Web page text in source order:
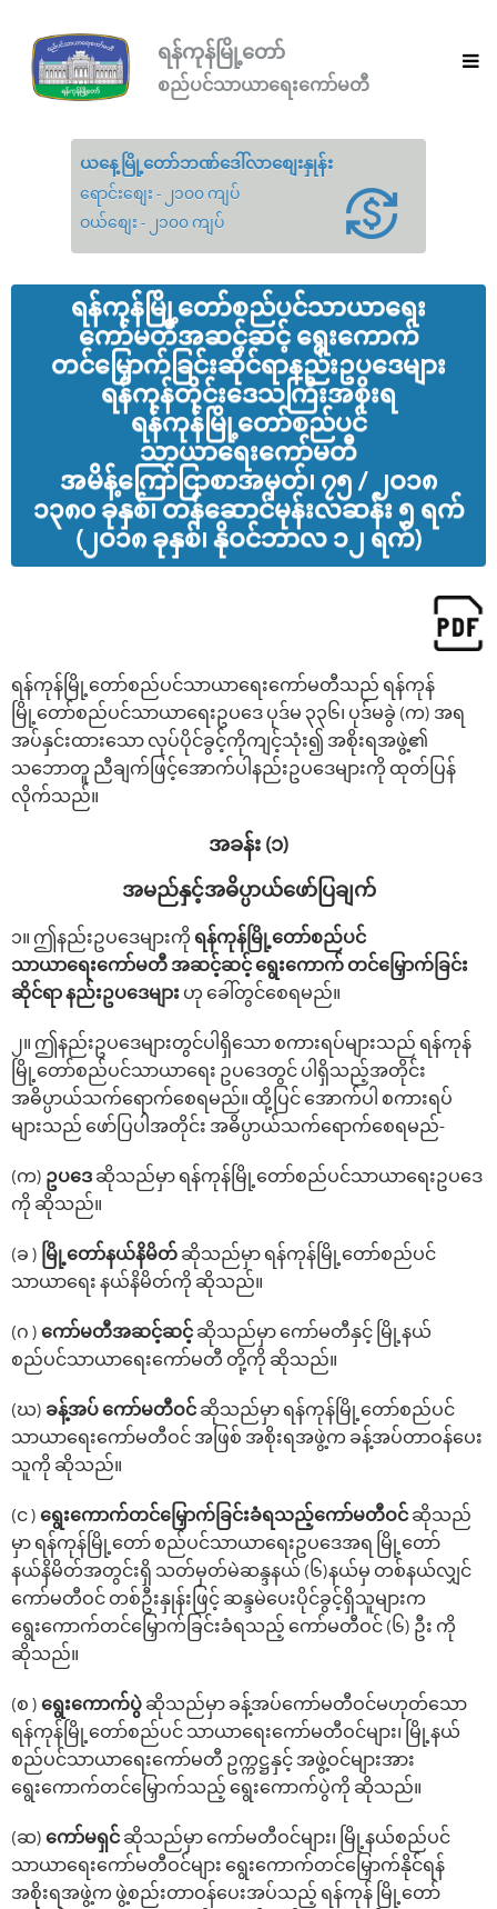
ရန်ကုန်မြို့တော်
စည်ပင်သာယာရေးကော်မတီ
ယနေ့မြို့တော်ဘဏ်ဒေါ်လာစျေးနှုန်း
ရောင်းစျေး - ၂၁၀၀ ကျပ်
ဝယ်စျေး - ၂၁၀၀ ကျပ်
ရန်ကုန်မြို့‌တော်စည်ပင်သာယာ‌ရေး
ကော်မတီအဆင့်ဆင့် ရွေး‌ကောက်
တင်မြှောက်ခြင်းဆိုင်ရာနည်းဥပ‌ဒေများ
ရန်ကုန်တိုင်း‌ဒေသကြီးအစိုးရ
ရန်ကုန်မြို့‌တော်စည်ပင်
သာယာ‌ရေး‌ကော်မတီ
အမိန့်‌ကြော်ငြာစာအမှတ်၊ ၇၅ / ၂ဝ၁၈
၁၃၈၀ ခုနှစ်၊ တန်ဆောင်မုန်းလဆန်း ၅ ရက်
(၂ဝ၁၈ ခုနှစ်၊ နိုဝင်ဘာလ ၁၂ ရက်)
ရန်ကုန်မြို့‌တော်စည်ပင်သာယာ‌ရေး‌ကော်မတီသည် ရန်ကုန်
မြို့‌တော်စည်ပင်သာယာ‌ရေးဥပဒေ ပုဒ်မ ၃၃၆၊ ပုဒ်မခွဲ (က) အရ
အပ်နှင်းထား‌သော လုပ်ပိုင်ခွင့်ကိုကျင့်သုံး၍ အစိုးရအဖွဲ့၏
သဘောတူ ညီချက်ဖြင့်‌အောက်ပါနည်းဥပ‌ဒေများကို ထုတ်ပြန်
လိုက်သည်။
အခန်း (၁)
အမည်နှင့်အဓိပ္ပာယ်‌ဖော်ပြချက်
၁။ ဤနည်းဥပ‌ဒေများကို ရန်ကုန်မြို့‌တော်စည်ပင်
သာယာ‌ရေး‌ကော်မတီ အဆင့်ဆင့် ရွေးကောက် တင်မြှောက်ခြင်း
ဆိုင်ရာနည်းဥပ‌ဒေများ ဟု ‌ခေါ်တွင်‌စေရမည်။
၂။ ဤနည်းဥပ‌ဒေများတွင်ပါရှိ‌သော စကားရပ်များသည် ရန်ကုန်
မြို့‌တော်စည်ပင်သာယာ‌ရေး ဥပ‌ဒေတွင် ပါရှိသည့်အတိုင်း
အဓိပ္ပာယ်သက်‌ရောက်‌စေရမည်။ ထို့ပြင် ‌အောက်ပါ စကားရပ်
များသည် ဖော်ပြပါအတိုင်း အဓိပ္ပာယ်သက်‌ရောက်‌စေရမည်-
(က) ဥပ‌ဒေဆိုသည်မှာ ရန်ကုန်မြို့တော်စည်ပင်သာယာရေးဥပဒေ
ကို ဆိုသည်။
(ခ ) မြို့‌တော်နယ်နိမိတ် ဆိုသည်မှာ ရန်ကုန်မြို့‌တော်စည်ပင်
သာယာ‌ရေး နယ်နိမိတ်ကို ဆိုသည်။
(ဂ ) ‌ကော်မတီအဆင့်ဆင့် ဆိုသည်မှာ ‌ကော်မတီနှင့် မြို့နယ်
စည်ပင်သာယာ‌ရေး‌ကော်မတီ တို့ကို ဆိုသည်။
(ဃ) ခန့်အပ် ‌ကော်မတီဝင် ဆိုသည်မှာ ရန်ကုန်မြို့‌တော်စည်ပင်
သာယာ‌ရေးကော်မတီဝင် အဖြစ် အစိုးရအဖွဲ့က ခန့်အပ်တာဝန်ပေး
သူကို ဆိုသည်။
(င ) ‌ရွေး‌ကောက်တင်‌မြှောက်ခြင်းခံရသည့်ကော်မတီဝင် ဆိုသည်
မှာ ရန်ကုန်မြို့‌တော် စည်ပင်သာယာ‌ရေးဥပ‌ဒေအရ မြို့တော်
နယ်နိမိတ်အတွင်းရှိ သတ်မှတ်မဲဆန္ဒနယ် (၆)နယ်မှ တစ်နယ်လျှင်
ကော်မတီဝင် တစ်ဦးနှုန်းဖြင့် ဆန္ဒမဲ‌ပေးပိုင်ခွင့်ရှိသူများက‌
ရွေးကောက်တင်မြှောက်ခြင်းခံရသည့် ကော်မတီဝင် (၆) ဦး ကို
ဆိုသည်။
(စ ) ‌ရွေး‌ကောက်ပွဲ ဆိုသည်မှာ ခန့်အပ်‌ကော်မတီဝင်မဟုတ်‌သော
ရန်ကုန်မြို့‌တော်စည်ပင် သာယာ‌ရေး‌ကော်မတီဝင်များ၊ မြို့နယ်
စည်ပင်သာယာ‌ရေးကော်မတီ ဥက္ကဋ္ဌနှင့် အဖွဲ့ဝင်များအား
ရွေးကောက်တင်‌မြှောက်သည့် ‌ရွေး‌ကောက်ပွဲကို ဆိုသည်။
(ဆ) ကော်မရှင် ဆိုသည်မှာ ကော်မတီဝင်များ၊ မြို့နယ်စည်ပင်
သာယာ​ရေးကော်မတီဝင်များ ရွေးကောက်တင်မြှောက်နိုင်ရန်
အစိုးရအဖွဲ့က ဖွဲ့စည်းတာဝန်ပေးအပ်သည့် ရန်ကုန် မြို့တော်